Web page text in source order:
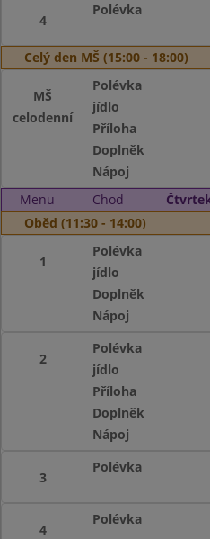
4
Polévka
Celý den MŠ (15:00 - 18:00)
MŠ
celodenní
Polévka
jídlo
Příloha
Doplněk
Nápoj
Menu
Chod
Oběd (11:30 - 14:00)
1
Polévka
jídlo
Doplněk
Nápoj
2
Polévka
jídlo
Příloha
Doplněk
Nápoj
3
Polévka
4
Polévka